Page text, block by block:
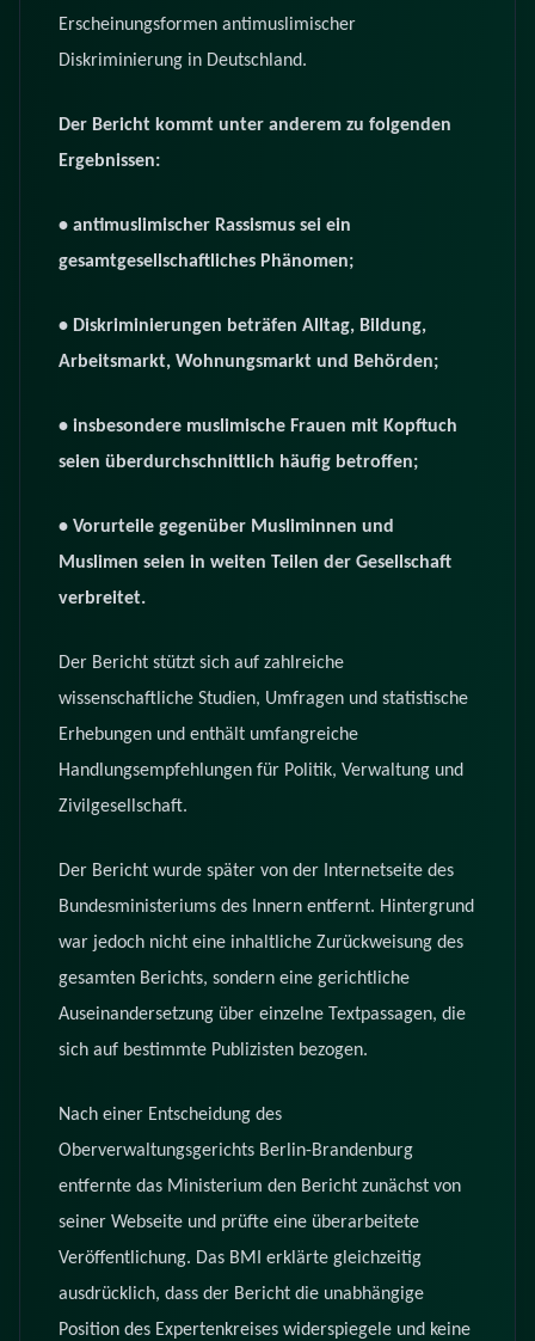
Erscheinungsformen antimuslimischer
Diskriminierung in Deutschland.
Der Bericht kommt unter anderem zu folgenden
Ergebnissen:
• antimuslimischer Rassismus sei ein
gesamtgesellschaftliches Phänomen;
• Diskriminierungen beträfen Alltag, Bildung,
Arbeitsmarkt, Wohnungsmarkt und Behörden;
• insbesondere muslimische Frauen mit Kopftuch
seien überdurchschnittlich häufig betroffen;
• Vorurteile gegenüber Musliminnen und
Muslimen seien in weiten Teilen der Gesellschaft
verbreitet.
Der Bericht stützt sich auf zahlreiche
wissenschaftliche Studien, Umfragen und statistische
Erhebungen und enthält umfangreiche
Handlungsempfehlungen für Politik, Verwaltung und
Zivilgesellschaft.
Der Bericht wurde später von der Internetseite des
Bundesministeriums des Innern entfernt. Hintergrund
war jedoch nicht eine inhaltliche Zurückweisung des
gesamten Berichts, sondern eine gerichtliche
Auseinandersetzung über einzelne Textpassagen, die
sich auf bestimmte Publizisten bezogen.
Nach einer Entscheidung des
Oberverwaltungsgerichts Berlin-Brandenburg
entfernte das Ministerium den Bericht zunächst von
seiner Webseite und prüfte eine überarbeitete
Veröffentlichung. Das BMI erklärte gleichzeitig
ausdrücklich, dass der Bericht die unabhängige
Position des Expertenkreises widerspiegele und keine